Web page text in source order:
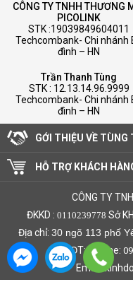
CÔNG TY TNHH THƯƠNG
PICOLINK
STK :19039849604011
Techcombank- Chi nhánh
đình – HN
Trần Thanh Tùng
STK : 12.13.14.96.9999
Techcombank- Chi nhánh
đình – HN
GỚI THIỆU VỀ TÙNG
HỖ TRỢ KHÁCH
CÔNG TY
ĐKKD : 0110239778 Sở
Địa chỉ: 30 ngõ 113 phố
ĐT: Hotline:
Email: